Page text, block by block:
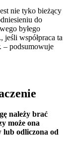
nie tyko bieżący
do
byłego
jeśli współpraca ta
– podsumowuje
należy brać
może ona
lub odliczona od